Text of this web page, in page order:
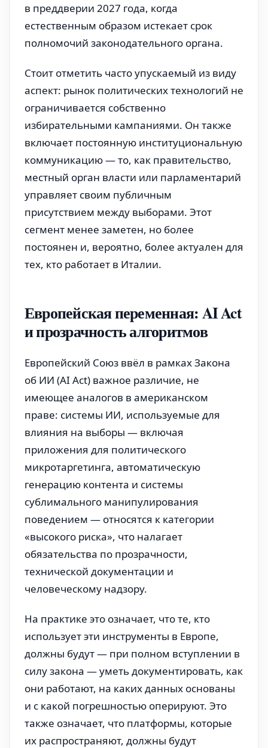
в преддверии 2027 года, когда
естественным образом истекает срок
полномочий законодательного органа.
Стоит отметить часто упускаемый из виду
аспект: рынок политических технологий не
ограничивается собственно
избирательными кампаниями. Он также
включает постоянную институциональную
коммуникацию — то, как правительство,
местный орган власти или парламентарий
управляет своим публичным
присутствием между выборами. Этот
сегмент менее заметен, но более
постоянен и, вероятно, более актуален для
тех, кто работает в Италии.
Европейская переменная: AI Act
и прозрачность алгоритмов
Европейский Союз ввёл в рамках Закона
об ИИ (AI Act) важное различие, не
имеющее аналогов в американском
праве: системы ИИ, используемые для
влияния на выборы — включая
приложения для политического
микротаргетинга, автоматическую
генерацию контента и системы
сублимального манипулирования
поведением — относятся к категории
«высокого риска», что налагает
обязательства по прозрачности,
технической документации и
человеческому надзору.
На практике это означает, что те, кто
использует эти инструменты в Европе,
должны будут — при полном вступлении в
силу закона — уметь документировать, как
они работают, на каких данных основаны
и с какой погрешностью оперируют. Это
также означает, что платформы, которые
их распространяют, должны будут